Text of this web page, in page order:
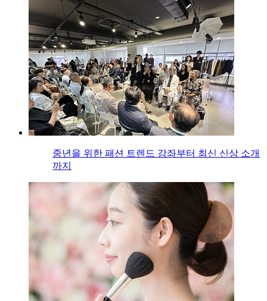
중년을 위한 패션 트렌드 강좌부터 최신 신상 소개
까지